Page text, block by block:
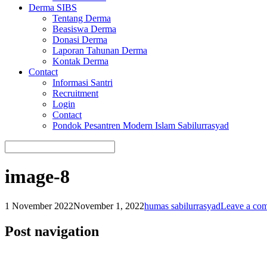
Derma SIBS
Tentang Derma
Beasiswa Derma
Donasi Derma
Laporan Tahunan Derma
Kontak Derma
Contact
Informasi Santri
Recruitment
Login
Contact
Pondok Pesantren Modern Islam Sabilurrasyad
image-8
1 November 2022November 1, 2022humas sabilurrasyadLeave a
Post navigation